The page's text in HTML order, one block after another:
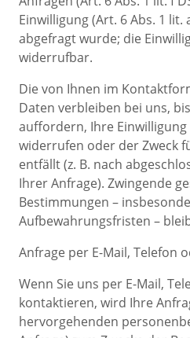
Einwilligung (Art. 6 Abs. 1 lit.
abgefragt wurde; die
widerrufbar.
Die von Ihnen im
Daten verbleiben bei uns,
auffordern, Ihre
widerrufen oder der Zweck
entfällt (z. B. nach
Ihrer Anfrage). Zwingende
Bestimmungen –
Aufbewahrungsfristen –
Anfrage per E-Mail, Telefon
Wenn Sie uns per E-Mail,
kontaktieren, wird Ihre
hervorgehenden